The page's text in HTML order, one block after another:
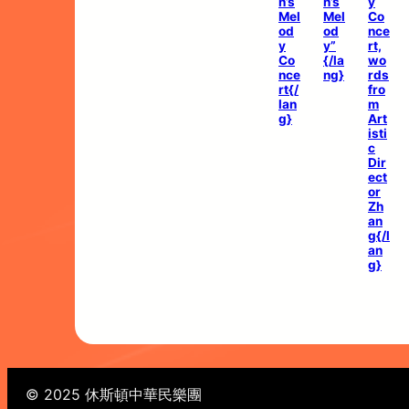
Mel
od
y
Co
nce
rt{/
lan
g}
Mel
od
y”
{/la
ng}
Co
nce
rt,
wo
rds
fro
m
Art
isti
c
Dir
ect
or
Zh
an
g{/l
an
g}
© 2025 休斯頓中華民樂團